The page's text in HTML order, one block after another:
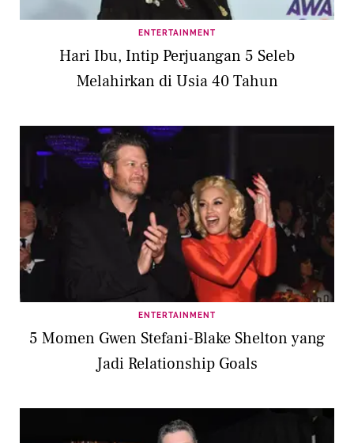
ENTERTAINMENT
Hari Ibu, Intip Perjuangan 5 Seleb
Melahirkan di Usia 40 Tahun
ENTERTAINMENT
5 Momen Gwen Stefani-Blake Shelton yang
Jadi Relationship Goals